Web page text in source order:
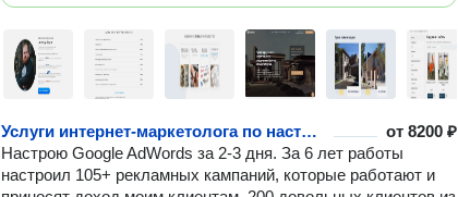
Услуги интернет-маркетолога по настройке Google AdWords от8200 ₽
Настрою Google AdWords за 2-3 дня. За 6 лет работы
настроил 105+ рекламных кампаний, которые работают и